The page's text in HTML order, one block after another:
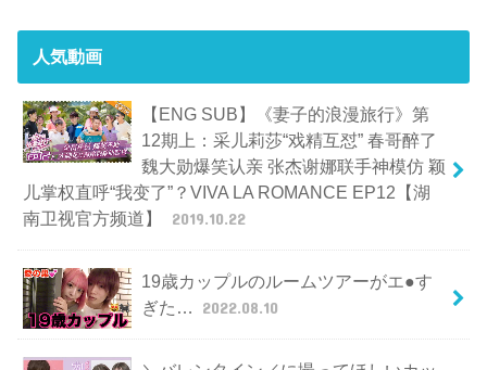
人気動画
【ENG SUB】《妻子的浪漫旅行》第
12期上：采儿莉莎“戏精互怼” 春哥醉了
魏大勋爆笑认亲 张杰谢娜联手神模仿 颖
儿掌权直呼“我变了”？VIVA LA ROMANCE EP12【湖
南卫视官方频道】
2019.10.22
19歳カップルのルームツアーがエ●す
ぎた…
2022.08.10